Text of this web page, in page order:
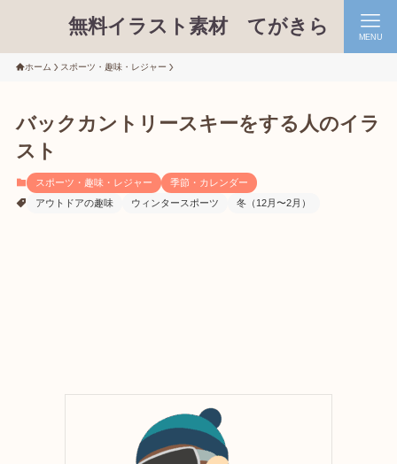
無料イラスト素材 てがきら MENU
ホーム スポーツ・趣味・レジャー
バックカントリースキーをする人のイラ
スト
スポーツ・趣味・レジャー
季節・カレンダー
アウトドアの趣味
ウィンタースポーツ 冬（12月〜2月）